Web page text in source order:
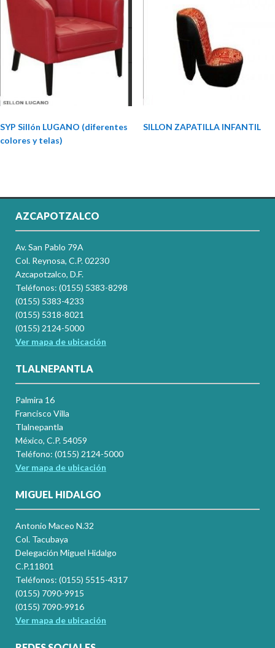
SYP Sillón LUGANO (diferentes
colores y telas)
SILLON ZAPATILLA INFANTIL
AZCAPOTZALCO
Av. San Pablo 79A
Col. Reynosa, C.P. 02230
Azcapotzalco, D.F.
Teléfonos: (0155) 5383-8298
(0155) 5383-4233
(0155) 5318-8021
(0155) 2124-5000
Ver mapa de ubicación
TLALNEPANTLA
Palmira 16
Francisco Villa
Tlalnepantla
México, C.P. 54059
Teléfono: (0155) 2124-5000
Ver mapa de ubicación
MIGUEL HIDALGO
Antonio Maceo N.32
Col. Tacubaya
Delegación Miguel Hidalgo
C.P.11801
Teléfonos: (0155) 5515-4317
(0155) 7090-9915
(0155) 7090-9916
Ver mapa de ubicación